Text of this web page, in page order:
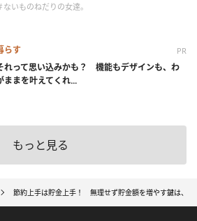
ないものねだりの女達。
らす PR
れって思い込みかも？ 機能もデザインも、わ
ままを叶えてくれ...
もっと見る
節約上手は貯金上手！ 無理せず貯金額を増やす鍵は、節